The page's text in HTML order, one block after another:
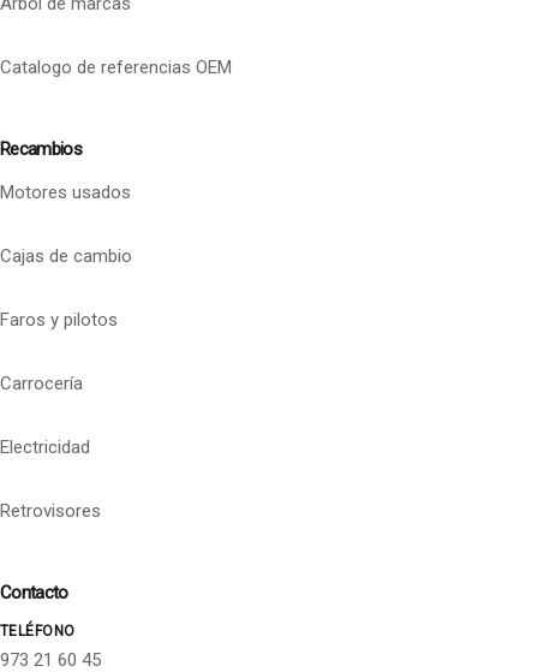
Catalogo de referencias OEM
Recambios
Motores usados
Cajas de cambio
Faros y pilotos
Carrocería
Electricidad
Retrovisores
Contacto
TELÉFONO
973 21 60 45